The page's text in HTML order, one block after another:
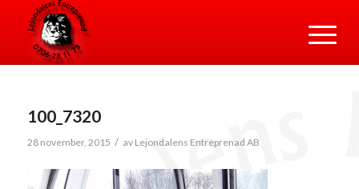
100_7320
28 november, 2015 / av Lejondalens Entreprenad AB